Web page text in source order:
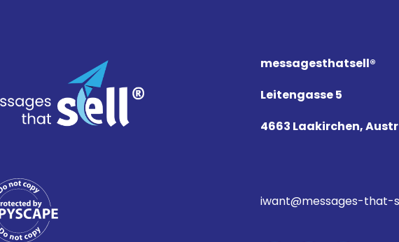
messagesthatsell®
Leitengasse 5
4663 Laakirchen,
iwant@messages-that-